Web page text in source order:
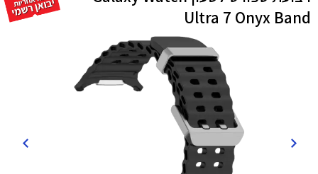
Ultra 7 Onyx Band